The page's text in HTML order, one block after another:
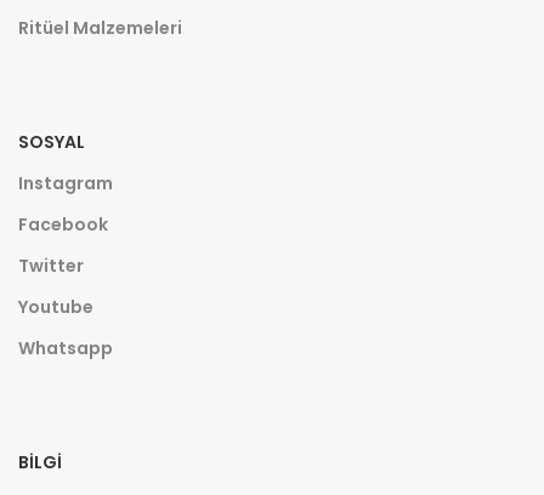
Ritüel Malzemeleri
SOSYAL
Instagram
Facebook
Twitter
Youtube
Whatsapp
BILGI